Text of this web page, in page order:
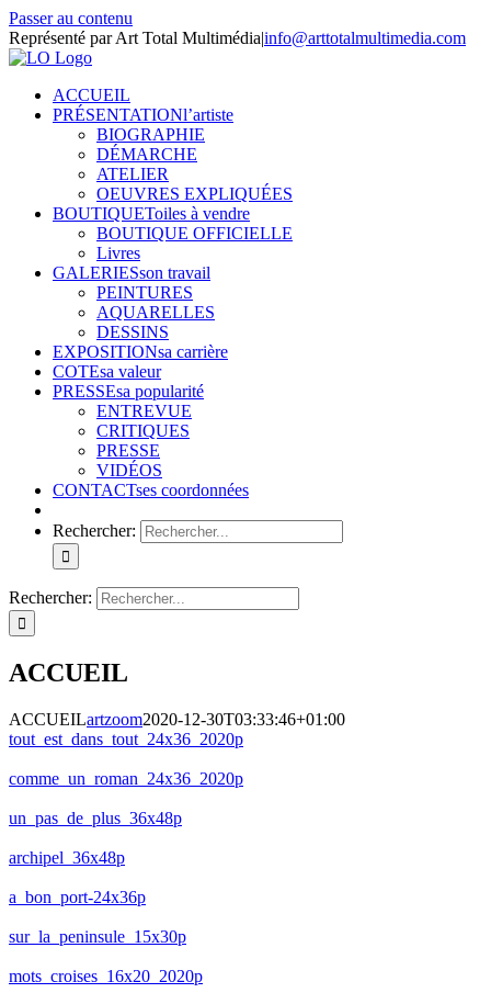
Passer au contenu
Représenté par Art Total Multimédia|info@arttotalmultimedia.com
ACCUEIL
PRÉSENTATIONl’artiste
BIOGRAPHIE
DÉMARCHE
ATELIER
OEUVRES EXPLIQUÉES
BOUTIQUEToiles à vendre
BOUTIQUE OFFICIELLE
Livres
GALERIESson travail
PEINTURES
AQUARELLES
DESSINS
EXPOSITIONsa carrière
COTEsa valeur
PRESSEsa popularité
ENTREVUE
CRITIQUES
PRESSE
VIDÉOS
CONTACTses coordonnées
Rechercher:
Rechercher:
ACCUEIL
ACCUEILartzoom2020-12-30T03:33:46+01:00
tout_est_dans_tout_24x36_2020p
comme_un_roman_24x36_2020p
un_pas_de_plus_36x48p
archipel_36x48p
a_bon_port-24x36p
sur_la_peninsule_15x30p
mots_croises_16x20_2020p